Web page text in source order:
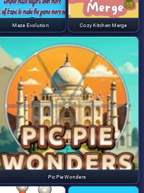
Maze Evolution Cozy Kitchen Merge
Pic Pie Wonders